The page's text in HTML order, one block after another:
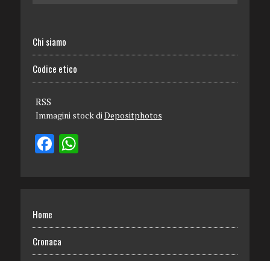
Chi siamo
Codice etico
RSS
Immagini stock diDepositphotos
Home
Cronaca